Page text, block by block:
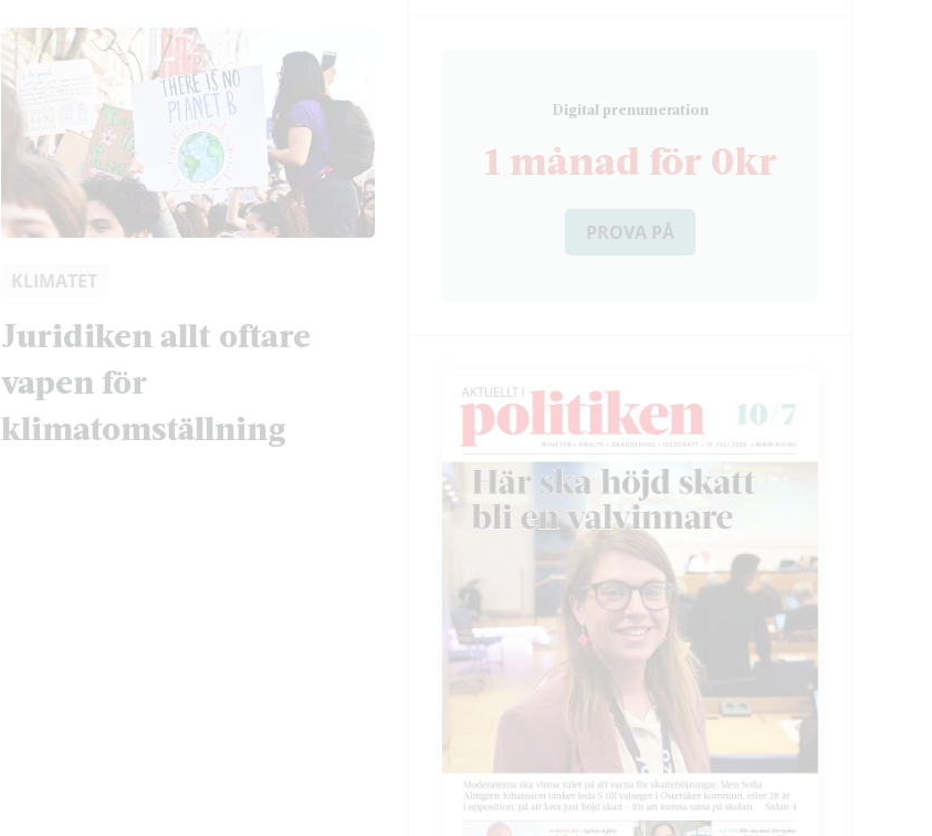
KLIMATET
Juridiken allt oftare
vapen för
klimatomställning
Digital prenumeration
1 månad för 0kr
PROVA PÅ